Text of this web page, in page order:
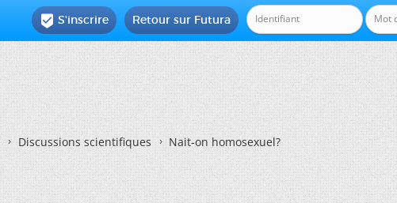
Retour sur Futura
 S'inscrire
Discussions scientifiques Nait-on homosexuel?